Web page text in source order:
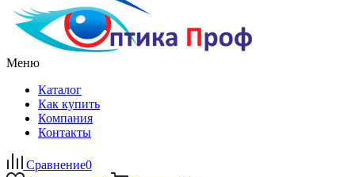
Меню
Каталог
Как купить
Компания
Контакты
Сравнение0